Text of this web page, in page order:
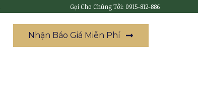
Gọi Cho Chúng Tôi: 0915-812-886
Nhận Báo Giá Miễn Phí